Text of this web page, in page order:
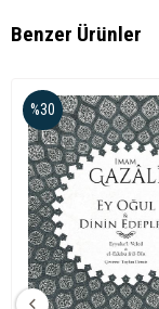
Benzer Ürünler
%30